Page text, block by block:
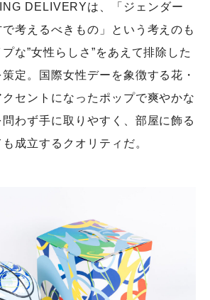
DELIVERYは、「ジェンダー
考えるべきもの」という考えのも
な”女性らしさ”をあえて排除した
定。国際女性デーを象徴する花・
セントになったポップで爽やかな
わず手に取りやすく、部屋に飾る
成立するクオリティだ。